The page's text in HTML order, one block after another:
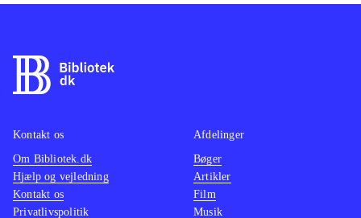
Kontakt os
Om Bibliotek.dk
Hjælp og vejledning
Kontakt os
Privatlivspolitik
Afdelinger
Bøger
Artikler
Film
Musik